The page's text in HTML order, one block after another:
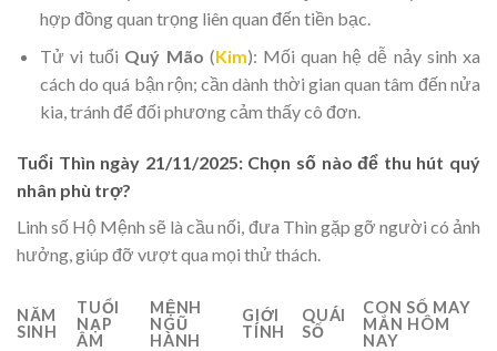
hợp đồng quan trọng liên quan đến tiền bạc.
Tử vi tuổi Quý Mão (Kim): Mối quan hệ dễ nảy sinh xa
cách do quá bận rộn; cần dành thời gian quan tâm đến nửa
kia, tránh để đối phương cảm thấy cô đơn.
Tuổi Thìn ngày 21/11/2025: Chọn số nào để thu hút quý
nhân phù trợ?
Linh số Hộ Mệnh sẽ là cầu nối, đưa Thìn gặp gỡ người có ảnh
hưởng, giúp đỡ vượt qua mọi thử thách.
NĂM
SINH
TUỔI
NẠP
ÂM
MỆNH
NGŨ
HÀNH
GIỚI
TÍNH
QUÁI
SỐ
CON SỐ MAY
MẮN HÔM
NAY